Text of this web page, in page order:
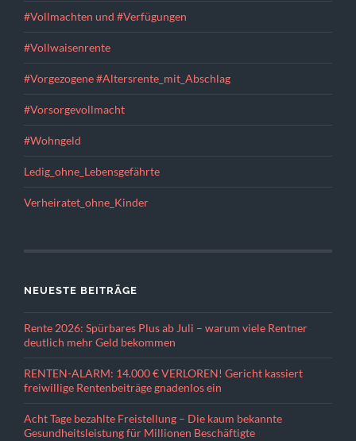
#Vollmachten und #Verfügungen
#Vollwaisenrente
#Vorgezogene #Altersrente_mit_Abschlag
#Vorsorgevollmacht
#Wohngeld
Ledig_ohne_Lebensgefährte
Verheiratet_ohne_Kinder
NEUESTE BEITRÄGE
Rente 2026: Spürbares Plus ab Juli – warum viele Rentner
deutlich mehr Geld bekommen
RENTEN-ALARM: 14.000 € VERLOREN! Gericht kassiert
freiwillige Rentenbeiträge gnadenlos ein
Acht Tage bezahlte Freistellung – Die kaum bekannte
Gesundheitsleistung für Millionen Beschäftigte